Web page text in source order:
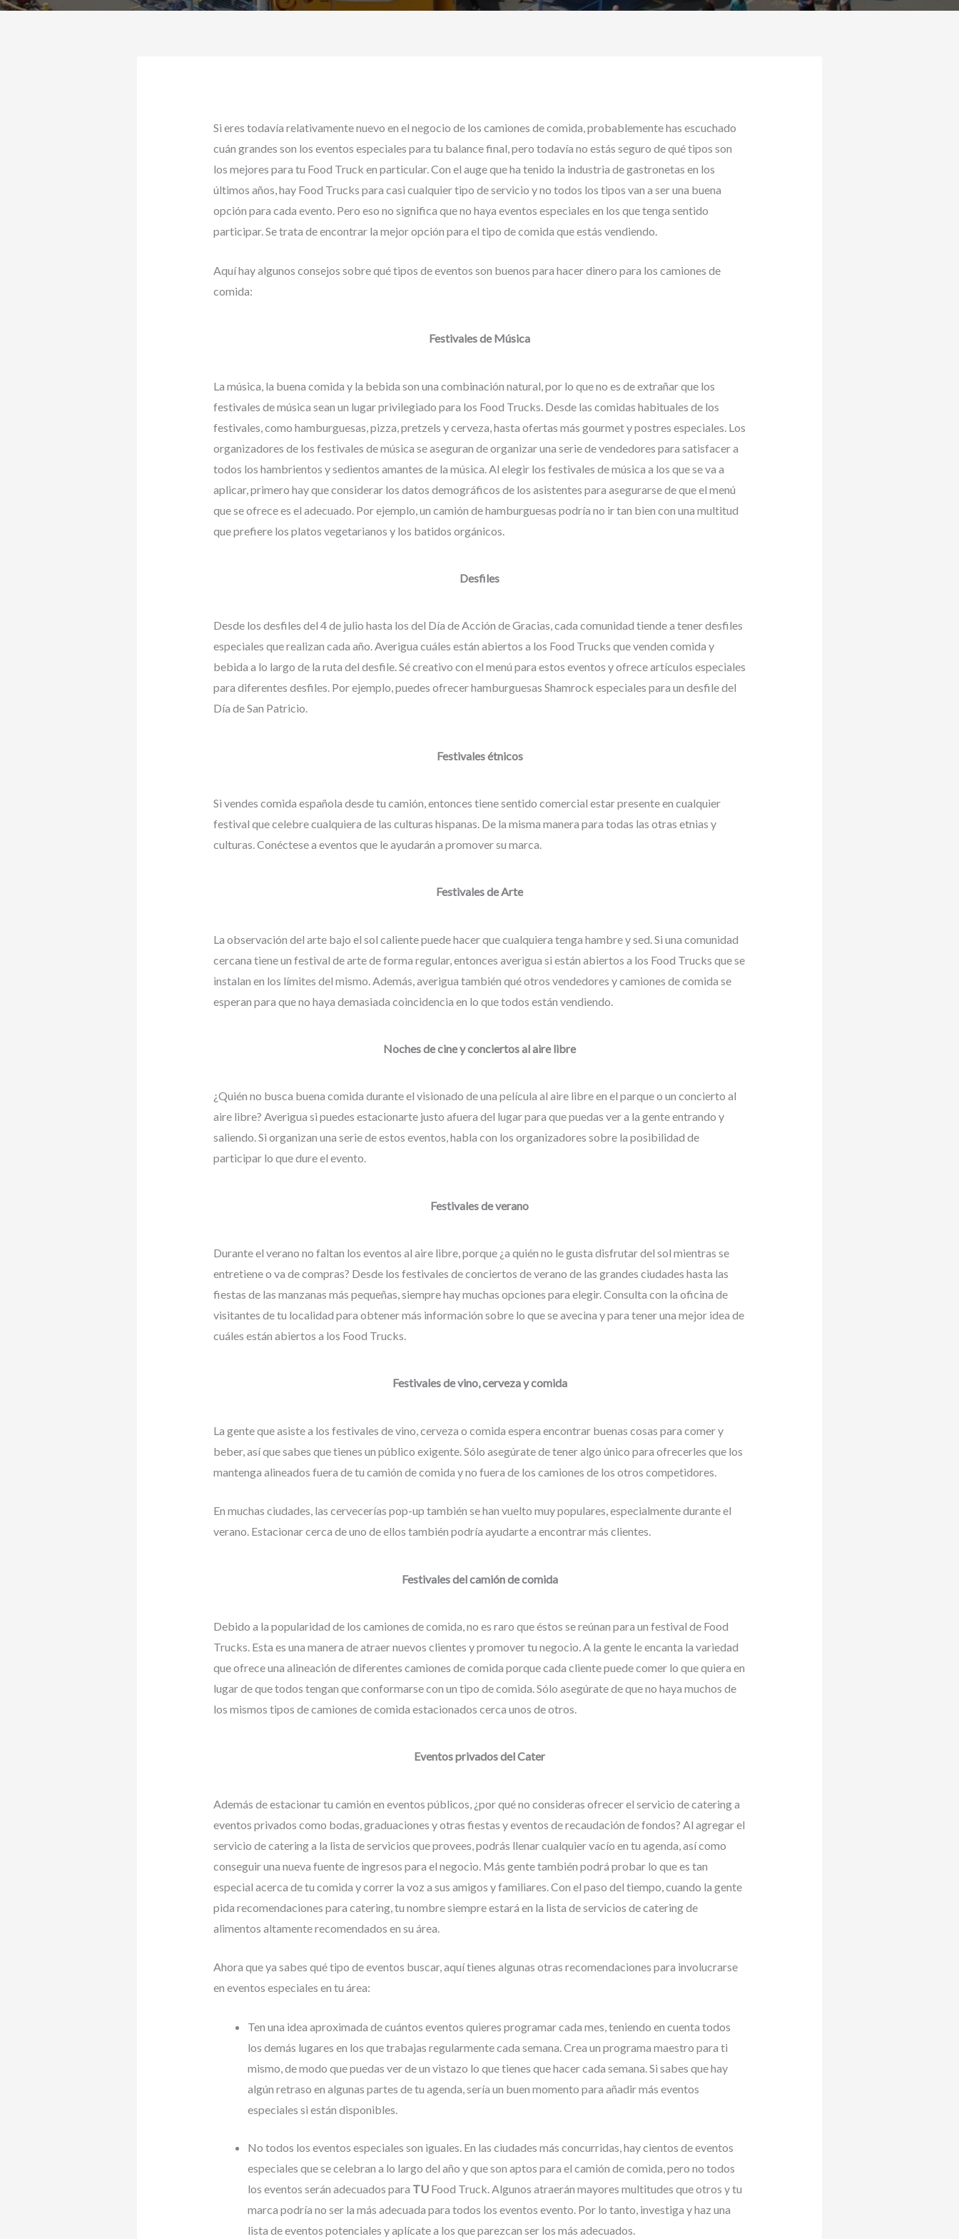
Si eres todavía relativamente nuevo en el negocio de los camiones de comida, probablemente has escuchado
cuán grandes son los eventos especiales para tu balance final, pero todavía no estás seguro de qué tipos son
los mejores para tu Food Truck en particular. Con el auge que ha tenido la industria de gastronetas en los
últimos años, hay Food Trucks para casi cualquier tipo de servicio y no todos los tipos van a ser una buena
opción para cada evento. Pero eso no significa que no haya eventos especiales en los que tenga sentido
participar. Se trata de encontrar la mejor opción para el tipo de comida que estás vendiendo.
Aquí hay algunos consejos sobre qué tipos de eventos son buenos para hacer dinero para los camiones de
comida:
Festivales de Música
La música, la buena comida y la bebida son una combinación natural, por lo que no es de extrañar que los
festivales de música sean un lugar privilegiado para los Food Trucks. Desde las comidas habituales de los
festivales, como hamburguesas, pizza, pretzels y cerveza, hasta ofertas más gourmet y postres especiales. Los
organizadores de los festivales de música se aseguran de organizar una serie de vendedores para satisfacer a
todos los hambrientos y sedientos amantes de la música. Al elegir los festivales de música a los que se va a
aplicar, primero hay que considerar los datos demográficos de los asistentes para asegurarse de que el menú
que se ofrece es el adecuado. Por ejemplo, un camión de hamburguesas podría no ir tan bien con una multitud
que prefiere los platos vegetarianos y los batidos orgánicos.
Desfiles
Desde los desfiles del 4 de julio hasta los del Día de Acción de Gracias, cada comunidad tiende a tener desfiles
especiales que realizan cada año. Averigua cuáles están abiertos a los Food Trucks que venden comida y
bebida a lo largo de la ruta del desfile. Sé creativo con el menú para estos eventos y ofrece artículos especiales
para diferentes desfiles. Por ejemplo, puedes ofrecer hamburguesas Shamrock especiales para un desfile del
Día de San Patricio.
Festivales étnicos
Si vendes comida española desde tu camión, entonces tiene sentido comercial estar presente en cualquier
festival que celebre cualquiera de las culturas hispanas. De la misma manera para todas las otras etnias y
culturas. Conéctese a eventos que le ayudarán a promover su marca.
Festivales de Arte
La observación del arte bajo el sol caliente puede hacer que cualquiera tenga hambre y sed. Si una comunidad
cercana tiene un festival de arte de forma regular, entonces averigua si están abiertos a los Food Trucks que se
instalan en los límites del mismo. Además, averigua también qué otros vendedores y camiones de comida se
esperan para que no haya demasiada coincidencia en lo que todos están vendiendo.
Noches de cine y conciertos al aire libre
¿Quién no busca buena comida durante el visionado de una película al aire libre en el parque o un concierto al
aire libre? Averigua si puedes estacionarte justo afuera del lugar para que puedas ver a la gente entrando y
saliendo. Si organizan una serie de estos eventos, habla con los organizadores sobre la posibilidad de
participar lo que dure el evento.
Festivales de verano
Durante el verano no faltan los eventos al aire libre, porque ¿a quién no le gusta disfrutar del sol mientras se
entretiene o va de compras? Desde los festivales de conciertos de verano de las grandes ciudades hasta las
fiestas de las manzanas más pequeñas, siempre hay muchas opciones para elegir. Consulta con la oficina de
visitantes de tu localidad para obtener más información sobre lo que se avecina y para tener una mejor idea de
cuáles están abiertos a los Food Trucks.
Festivales de vino, cerveza y comida
La gente que asiste a los festivales de vino, cerveza o comida espera encontrar buenas cosas para comer y
beber, así que sabes que tienes un público exigente. Sólo asegúrate de tener algo único para ofrecerles que los
mantenga alineados fuera de tu camión de comida y no fuera de los camiones de los otros competidores.
En muchas ciudades, las cervecerías pop-up también se han vuelto muy populares, especialmente durante el
verano. Estacionar cerca de uno de ellos también podría ayudarte a encontrar más clientes.
Festivales del camión de comida
Debido a la popularidad de los camiones de comida, no es raro que éstos se reúnan para un festival de Food
Trucks. Esta es una manera de atraer nuevos clientes y promover tu negocio. A la gente le encanta la variedad
que ofrece una alineación de diferentes camiones de comida porque cada cliente puede comer lo que quiera en
lugar de que todos tengan que conformarse con un tipo de comida. Sólo asegúrate de que no haya muchos de
los mismos tipos de camiones de comida estacionados cerca unos de otros.
Eventos privados del Cater
Además de estacionar tu camión en eventos públicos, ¿por qué no consideras ofrecer el servicio de catering a
eventos privados como bodas, graduaciones y otras fiestas y eventos de recaudación de fondos? Al agregar el
servicio de catering a la lista de servicios que provees, podrás llenar cualquier vacío en tu agenda, así como
conseguir una nueva fuente de ingresos para el negocio. Más gente también podrá probar lo que es tan
especial acerca de tu comida y correr la voz a sus amigos y familiares. Con el paso del tiempo, cuando la gente
pida recomendaciones para catering, tu nombre siempre estará en la lista de servicios de catering de
alimentos altamente recomendados en su área.
Ahora que ya sabes qué tipo de eventos buscar, aquí tienes algunas otras recomendaciones para involucrarse
en eventos especiales en tu área:
Ten una idea aproximada de cuántos eventos quieres programar cada mes, teniendo en cuenta todos
los demás lugares en los que trabajas regularmente cada semana. Crea un programa maestro para ti
mismo, de modo que puedas ver de un vistazo lo que tienes que hacer cada semana. Si sabes que hay
algún retraso en algunas partes de tu agenda, sería un buen momento para añadir más eventos
especiales si están disponibles.
No todos los eventos especiales son iguales. En las ciudades más concurridas, hay cientos de eventos
especiales que se celebran a lo largo del año y que son aptos para el camión de comida, pero no todos
los eventos serán adecuados para TUFood Truck. Algunos atraerán mayores multitudes que otros y tu
marca podría no ser la más adecuada para todos los eventos evento. Por lo tanto, investiga y haz una
lista de eventos potenciales y aplícate a los que parezcan ser los más adecuados.